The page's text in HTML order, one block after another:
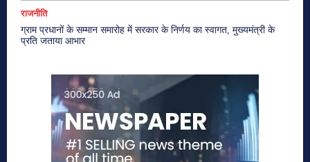
राजनीति
ग्राम प्रधानों के सम्मान समारोह में सरकार के निर्णय का स्वागत, मुख्यमंत्री के
प्रति जताया आभार